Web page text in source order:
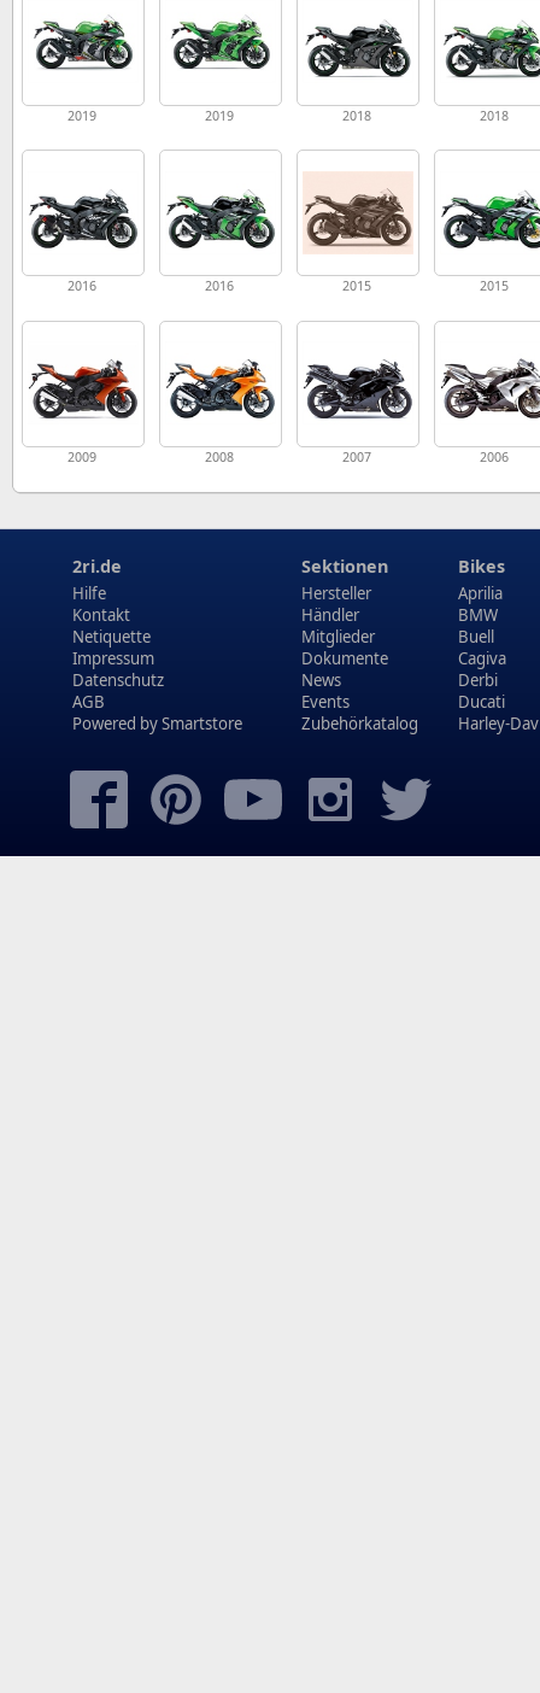
2019 2019 2018 2018
2016 2016 2015 2015
2009 2008 2007 2006
2ri.de
Hilfe
Kontakt
Netiquette
Impressum
Datenschutz
AGB
Powered bySmartstore
Sektionen
Hersteller
Händler
Mitglieder
Dokumente
News
Events
Zubehörkatalog
Bikes
Aprilia
BMW
Buell
Cagiva
Derbi
Ducati
Harley-